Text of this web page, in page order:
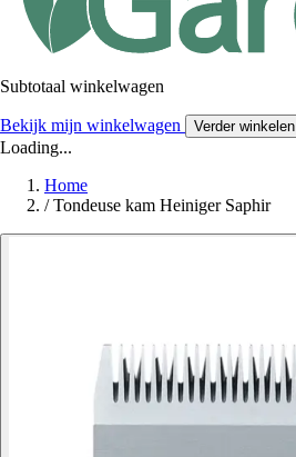
Subtotaal winkelwagen
Bekijk mijn winkelwagen Verder winkelen
Loading...
Home
/ Tondeuse kam Heiniger Saphir